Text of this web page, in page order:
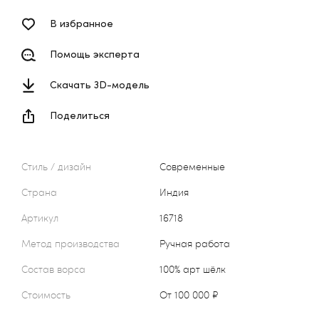
Стиль / дизайн
Современные
Страна
Индия
Артикул
16718
Метод производства
Ручная работа
Состав ворса
100% арт шёлк
Стоимость
от 100 000 ₽
В избранное
Помощь эксперта
Скачать 3D-модель
Поделиться